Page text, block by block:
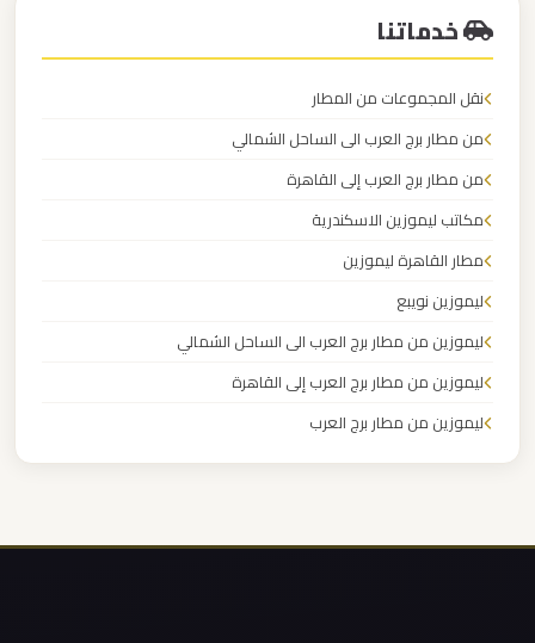
خدماتنا
نقل المجموعات من المطار
من مطار برج العرب الى الساحل الشمالي
من مطار برج العرب إلى القاهرة
مكاتب ليموزين الاسكندرية
مطار القاهرة ليموزين
ليموزين نويبع
ليموزين من مطار برج العرب الى الساحل الشمالي
ليموزين من مطار برج العرب إلى القاهرة
ليموزين من مطار برج العرب
ليموزين من مطار القاهرة
ليموزين من القاهرة الى مطار برج العرب
ليموزين
مرسي
ليموزين
مدينتي
ليموزين
مدينة
ليموزين
لوكسور